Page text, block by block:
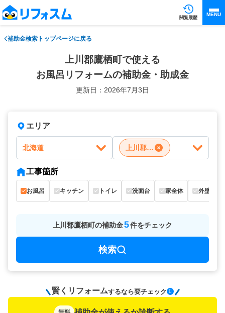
閲覧履歴
MENU
補助金検索トップページに戻る
上川郡鷹栖町で使える
お風呂リフォームの補助金・助成金
更新日：2026年7月3日
エリア
北海道 上川郡鷹栖町
工事箇所
お風呂 キッチン トイレ 洗面台 家全体 外壁
上川郡鷹栖町の補助金5件をチェック
検索
賢くリフォームするなら要チェック